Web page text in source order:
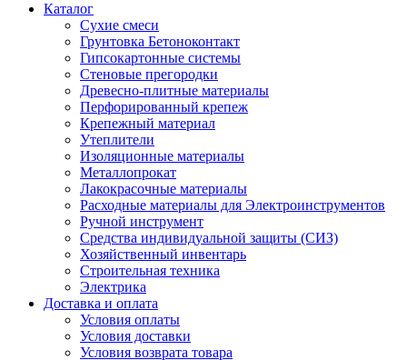
Каталог
Сухие смеси
Грунтовка Бетоноконтакт
Гипсокартонные системы
Стеновые прегородки
Древесно-плитные материалы
Перфорированный крепеж
Крепежный материал
Утеплители
Изоляционные материалы
Металлопрокат
Лакокрасочные материалы
Расходные материалы для Электроинструментов
Ручной инструмент
Средства индивидуальной защиты (СИЗ)
Хозяйственный инвентарь
Строительная техника
Электрика
Доставка и оплата
Условия оплаты
Условия доставки
Условия возврата товара